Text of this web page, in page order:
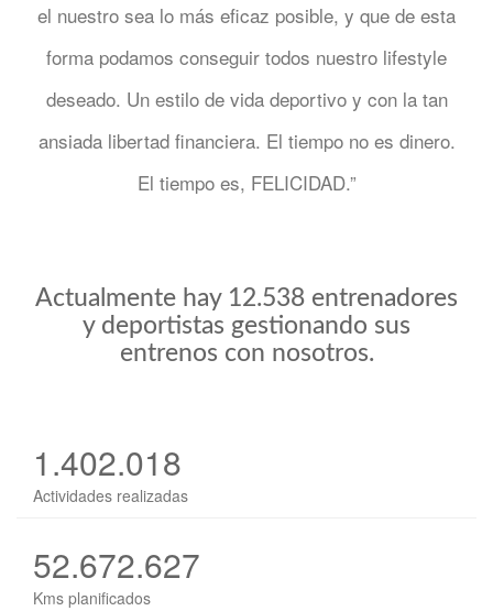
el nuestro sea lo más eficaz posible, y que de esta
forma podamos conseguir todos nuestro lifestyle
deseado. Un estilo de vida deportivo y con la tan
ansiada libertad financiera. El tiempo no es dinero.
El tiempo es, FELICIDAD.”
Actualmente hay 12.538 entrenadores
y deportistas gestionando sus
entrenos con nosotros.
1.402.018
Actividades realizadas
52.672.627
Kms planificados